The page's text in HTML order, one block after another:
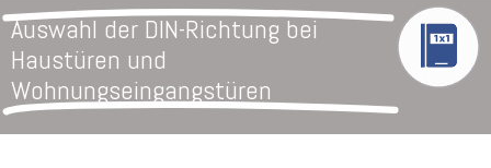
Auswahl der DIN-Richtung bei
Haustüren und
Wohnungseingangstüren